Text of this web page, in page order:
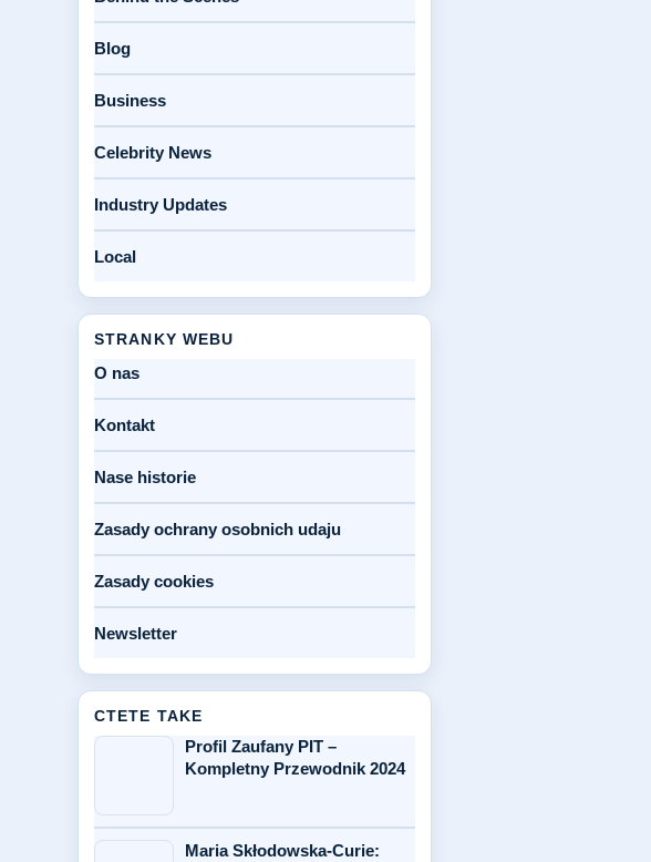
Blog
Business
Celebrity News
Industry Updates
Local
STRANKY WEBU
O nas
Kontakt
Nase historie
Zasady ochrany osobnich udaju
Zasady cookies
Newsletter
CTETE TAKE
Profil Zaufany PIT –
Kompletny Przewodnik 2024
Maria Skłodowska-Curie: